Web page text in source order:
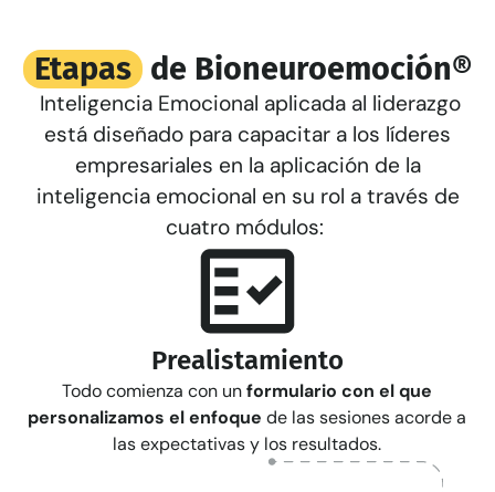
Etapas de Bioneuroemoción®
Inteligencia Emocional aplicada al liderazgo
está diseñado para capacitar a los líderes
empresariales en la aplicación de la
inteligencia emocional en su rol a través de
cuatro módulos:
Prealistamiento
Todo comienza con unformulario con el que
personalizamos el enfoque de las sesiones acorde a
las expectativas y los resultados.